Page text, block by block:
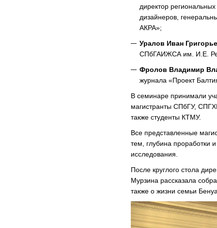
директор
дизайнеров,
АКРА»;
Уралов Иван
СПбГАИЖСА им. И.Е.
Фролов Владимир
журнала «Проект
В семинаре принимали
магистранты СПбГУ,
также студенты КТМУ.
Все представленные
тем, глубина проработки
исследования.
После круглого стола
Мурзина рассказала
также о жизни семьи